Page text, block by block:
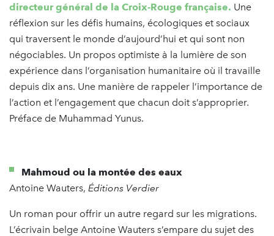
directeur général de la Croix-Rouge française. Une
réflexion sur les défis humains, écologiques et sociaux
qui traversent le monde d’aujourd’hui et qui sont non
négociables. Un propos optimiste à la lumière de son
expérience dans l’organisation humanitaire où il travaille
depuis dix ans. Une manière de rappeler l’importance de
l’action et l’engagement que chacun doit s’approprier.
Préface de Muhammad Yunus.
Mahmoud ou la montée des eaux
Antoine Wauters, Éditions Verdier
Un roman pour offrir un autre regard sur les migrations.
L’écrivain belge Antoine Wauters s’empare du sujet des